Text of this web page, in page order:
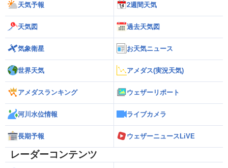
天気予報 2週間天気
天気図 過去天気図
気象衛星 お天気ニュース
世界天気 アメダス(実況天気)
アメダスランキング ウェザーリポート
河川水位情報 ライブカメラ
長期予報 ウェザーニュースLiVE
レーダーコンテンツ